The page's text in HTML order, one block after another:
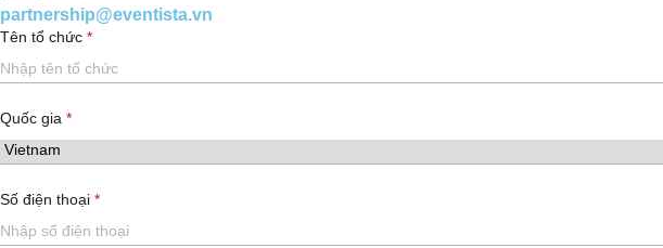
partnership@eventista.vn
Tên tổ chức
Quốc gia
Số điện thoại